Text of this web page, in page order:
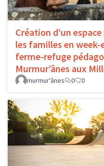
Création d’un
les familles en week-
ferme-refuge
Murmur’ânes aux
murmur'ânes 0 0